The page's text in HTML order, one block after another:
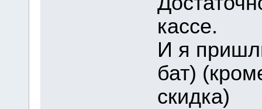
кассе.
И я
бат)
скидка)